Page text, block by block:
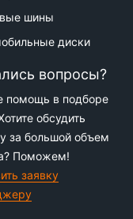
шины
диски
вопросы?
помощь в подборе
обсудить
за большой объем
Поможем!
заявку